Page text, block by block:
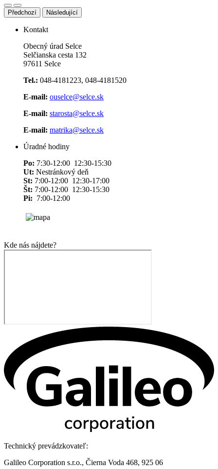
Předchozí Následující
Kontakt
Obecný úrad Selce
Selčianska cesta 132
97611 Selce
Tel.: 048-4181223, 048-4181520
E-mail: ouselce@selce.sk
E-mail: starosta@selce.sk
E-mail: matrika@selce.sk
Úradné hodiny
Po: 7:30-12:00 12:30-15:30
Ut: Nestránkový deň
St: 7:00-12:00 12:30-17:00
Št: 7:00-12:00 12:30-15:30
Pi: 7:00-12:00
Kde nás nájdete?
Technický prevádzkovateľ:
Galileo Corporation s.r.o., Čierna Voda 468, 925 06